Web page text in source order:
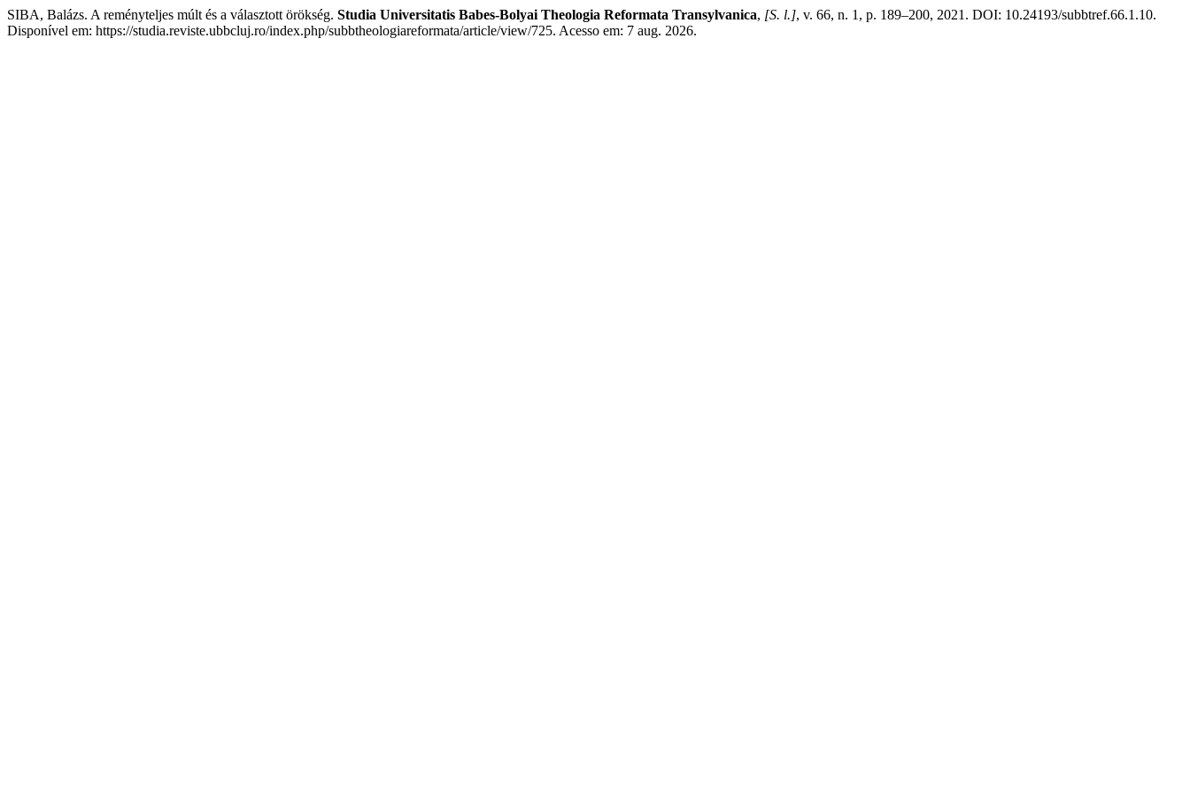
SIBA, Balázs. A reményteljes múlt és a választott örökség. Studia Universitatis Babes-Bolyai Theologia Reformata Transylvanica, [S. l.], v. 66, n. 1, p. 189–200, 2021. DOI: 10.24193/subbtref.66.1.10.
Disponível em: https://studia.reviste.ubbcluj.ro/index.php/subbtheologiareformata/article/view/725. Acesso em: 7 aug. 2026.